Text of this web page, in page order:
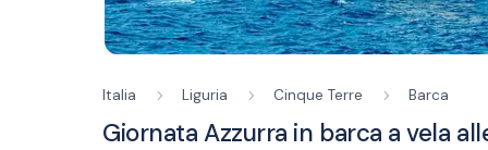
Italia Liguria Cinque Terre Barca
Giornata Azzurra in barca a vela